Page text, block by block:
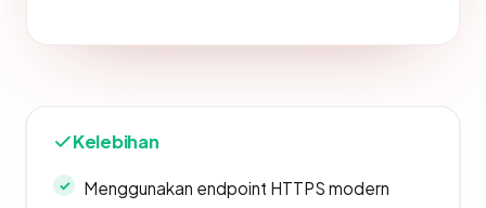
Kelebihan
Menggunakan endpoint HTTPS modern